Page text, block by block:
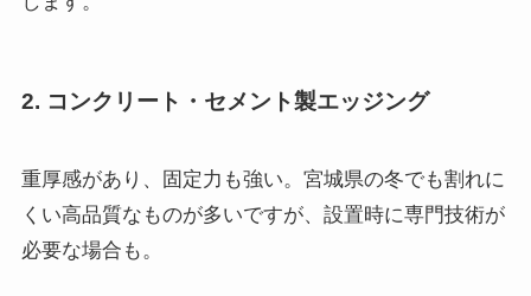
2. コンクリート・セメント製エッジング
重厚感があり、固定力も強い。宮城県の冬でも割れに
くい高品質なものが多いですが、設置時に専門技術が
必要な場合も。